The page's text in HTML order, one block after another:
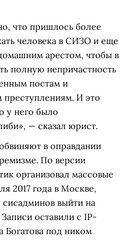
что пришлось более
человека в СИЗО и еще
арестом, чтобы в
полную непричастность
постам и
И это
у него было
— сказал юрист.
в оправдании
По версии
организовал массовые
2017 года в Москве,
выйти на
оставили с IP-
Богатова под ником